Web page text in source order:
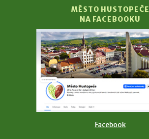
MĚSTO HUSTOPEČE
NA FACEBOOKU
Facebook